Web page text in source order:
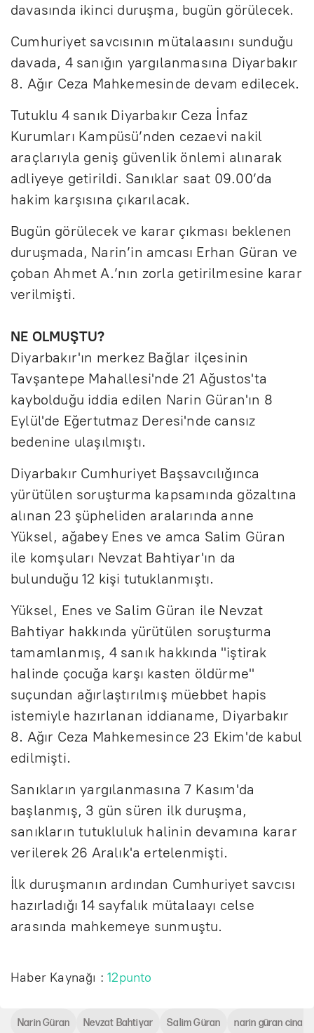
davasında ikinci duruşma, bugün görülecek.
Cumhuriyet savcısının mütalaasını sunduğu
davada, 4 sanığın yargılanmasına Diyarbakır
8. Ağır Ceza Mahkemesinde devam edilecek.
Tutuklu 4 sanık Diyarbakır Ceza İnfaz
Kurumları Kampüsü’nden cezaevi nakil
araçlarıyla geniş güvenlik önlemi alınarak
adliyeye getirildi. Sanıklar saat 09.00’da
hakim karşısına çıkarılacak.
Bugün görülecek ve karar çıkması beklenen
duruşmada, Narin’in amcası Erhan Güran ve
çoban Ahmet A.’nın zorla getirilmesine karar
verilmişti.
NE OLMUŞTU?
Diyarbakır'ın merkez Bağlar ilçesinin
Tavşantepe Mahallesi'nde 21 Ağustos'ta
kaybolduğu iddia edilen Narin Güran'ın 8
Eylül'de Eğertutmaz Deresi'nde cansız
bedenine ulaşılmıştı.
Diyarbakır Cumhuriyet Başsavcılığınca
yürütülen soruşturma kapsamında gözaltına
alınan 23 şüpheliden aralarında anne
Yüksel, ağabey Enes ve amca Salim Güran
ile komşuları Nevzat Bahtiyar'ın da
bulunduğu 12 kişi tutuklanmıştı.
Yüksel, Enes ve Salim Güran ile Nevzat
Bahtiyar hakkında yürütülen soruşturma
tamamlanmış, 4 sanık hakkında "iştirak
halinde çocuğa karşı kasten öldürme"
suçundan ağırlaştırılmış müebbet hapis
istemiyle hazırlanan iddianame, Diyarbakır
8. Ağır Ceza Mahkemesince 23 Ekim'de kabul
edilmişti.
Sanıkların yargılanmasına 7 Kasım'da
başlanmış, 3 gün süren ilk duruşma,
sanıkların tutukluluk halinin devamına karar
verilerek 26 Aralık'a ertelenmişti.
İlk duruşmanın ardından Cumhuriyet savcısı
hazırladığı 14 sayfalık mütalaayı celse
arasında mahkemeye sunmuştu.
Haber Kaynağı :12punto
Narin Güran Nevzat Bahtiyar Salim Güran narin güran